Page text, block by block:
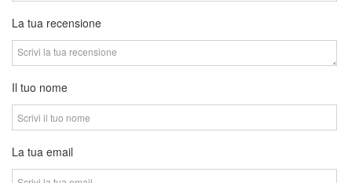
La tua recensione
Il tuo nome
La tua email